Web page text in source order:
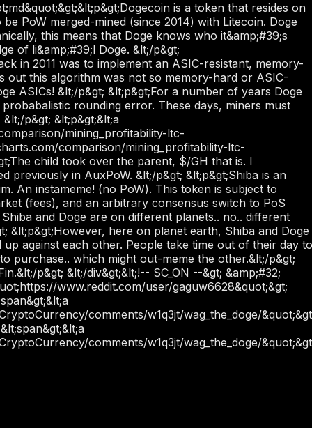
is a token that resides on
PoW merged-mined (since 2014) with Litecoin. Doge
this means that Doge knows who it&amp;#39;s
of li&amp;#39;l Doge. &lt;/p&gt;
in 2011 was to implement an ASIC-resistant, memory-
out this algorithm was not so memory-hard or ASIC-
ASICs! &lt;/p&gt; &lt;p&gt;For a number of years Doge
rounding error. These days, miners must
p&gt; &lt;p&gt;&lt;a
mining_profitability-ltc-
comparison/mining_profitability-ltc-
child took over the parent, $/GH that is. I
previously in AuxPoW. &lt;/p&gt; &lt;p&gt;Shiba is an
An instameme! (no PoW). This token is subject to
(fees), and an arbitrary consensus switch to PoS
and Doge are on different planets.. no.. different
&lt;p&gt;However, here on planet earth, Shiba and Doge
against each other. People take time out of their day to
purchase.. which might out-meme the other.&lt;/p&gt;
p&gt; &lt;/div&gt;&lt;!-- SC_ON --&gt; &amp;#32;
www.reddit.com/user/gaguw6628&quot;&gt;
comments/w1q3jt/wag_the_doge/
comments/w1q3jt/wag_the_doge/